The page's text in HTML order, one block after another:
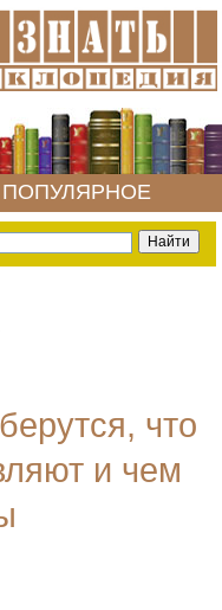
ПОПУЛЯРНОЕ
что
и чем